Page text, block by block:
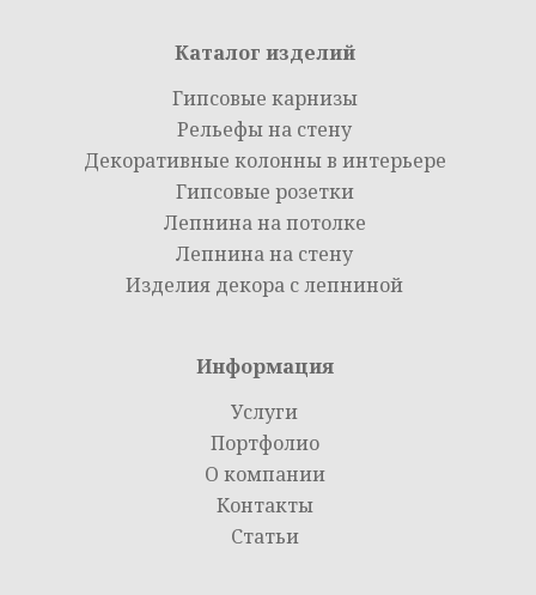
Каталог изделий
Гипсовые карнизы
Рельефы на стену
Декоративные колонны в интерьере
Гипсовые розетки
Лепнина на потолке
Лепнина на стену
Изделия декора с лепниной
Информация
Услуги
Портфолио
О компании
Контакты
Статьи